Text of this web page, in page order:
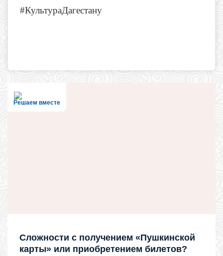
#КультураДагестану
Решаем вместе
Сложности с получением «Пушкинской
карты» или приобретением билетов?